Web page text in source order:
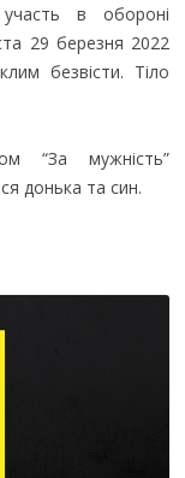
в обороні
29 березня 2022
безвісти. Тіло
“За мужність”
донька та син.